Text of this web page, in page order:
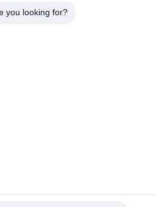
Co.,Ltd. . Διατηρούνται όλα τα
you looking for?